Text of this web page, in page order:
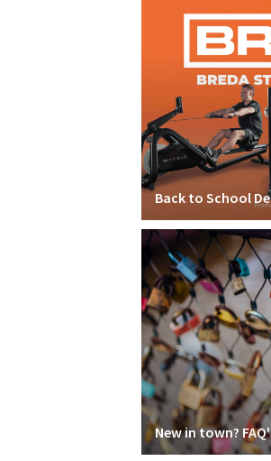
New in town?